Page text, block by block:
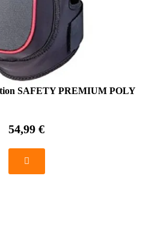
SAFETY PREMIUM POLY
54,99 €